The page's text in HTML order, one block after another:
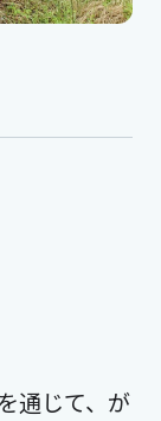
通じて、が